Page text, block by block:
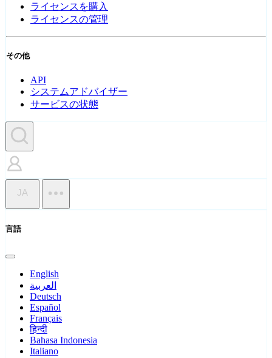
ライセンスを購入
ライセンスの管理
その他
API
システムアドバイザー
サービスの状態
JA
言語
English
العربية
Deutsch
Español
Français
हिन्दी
Bahasa Indonesia
Italiano